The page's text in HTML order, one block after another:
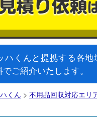
ハくんと提携する各地
ご紹介いたします。
くん > 不用品回収対応エリ